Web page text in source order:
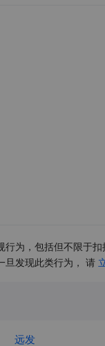
为，包括但不限于
旦发现此类行为， 请
远发